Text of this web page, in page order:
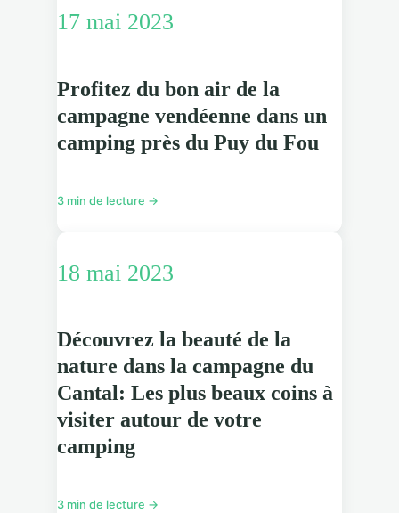
17 mai 2023
Profitez du bon air de la
campagne vendéenne dans un
camping près du Puy du Fou
3 min de lecture →
18 mai 2023
Découvrez la beauté de la
nature dans la campagne du
Cantal: Les plus beaux coins à
visiter autour de votre
camping
3 min de lecture →